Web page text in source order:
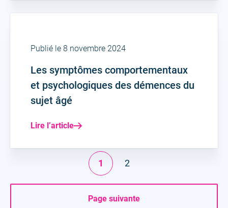
Publié le 8 novembre 2024
Les symptômes comportementaux
et psychologiques des démences du
sujet âgé
Lire l’article
1 2
Page suivante